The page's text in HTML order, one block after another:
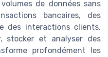
de données sans
bancaires, des
des interactions clients.
stocker et analyser des
profondément les